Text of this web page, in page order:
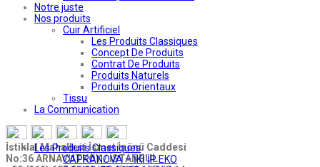
Notre juste
Nos produits
Cuir Artificiel
Les Produits Classiques
Concept De Produits
Contrat De Produits
Produits Naturels
Produits Orientaux
Tissu
La Communication
İstiklal Mahallesi İsmet İnönü Caddesi
No:36 ARNAVUTKÖY / İSTANBUL
Les Produits Classiques
CAPRANOVA – İKİ İP EKO